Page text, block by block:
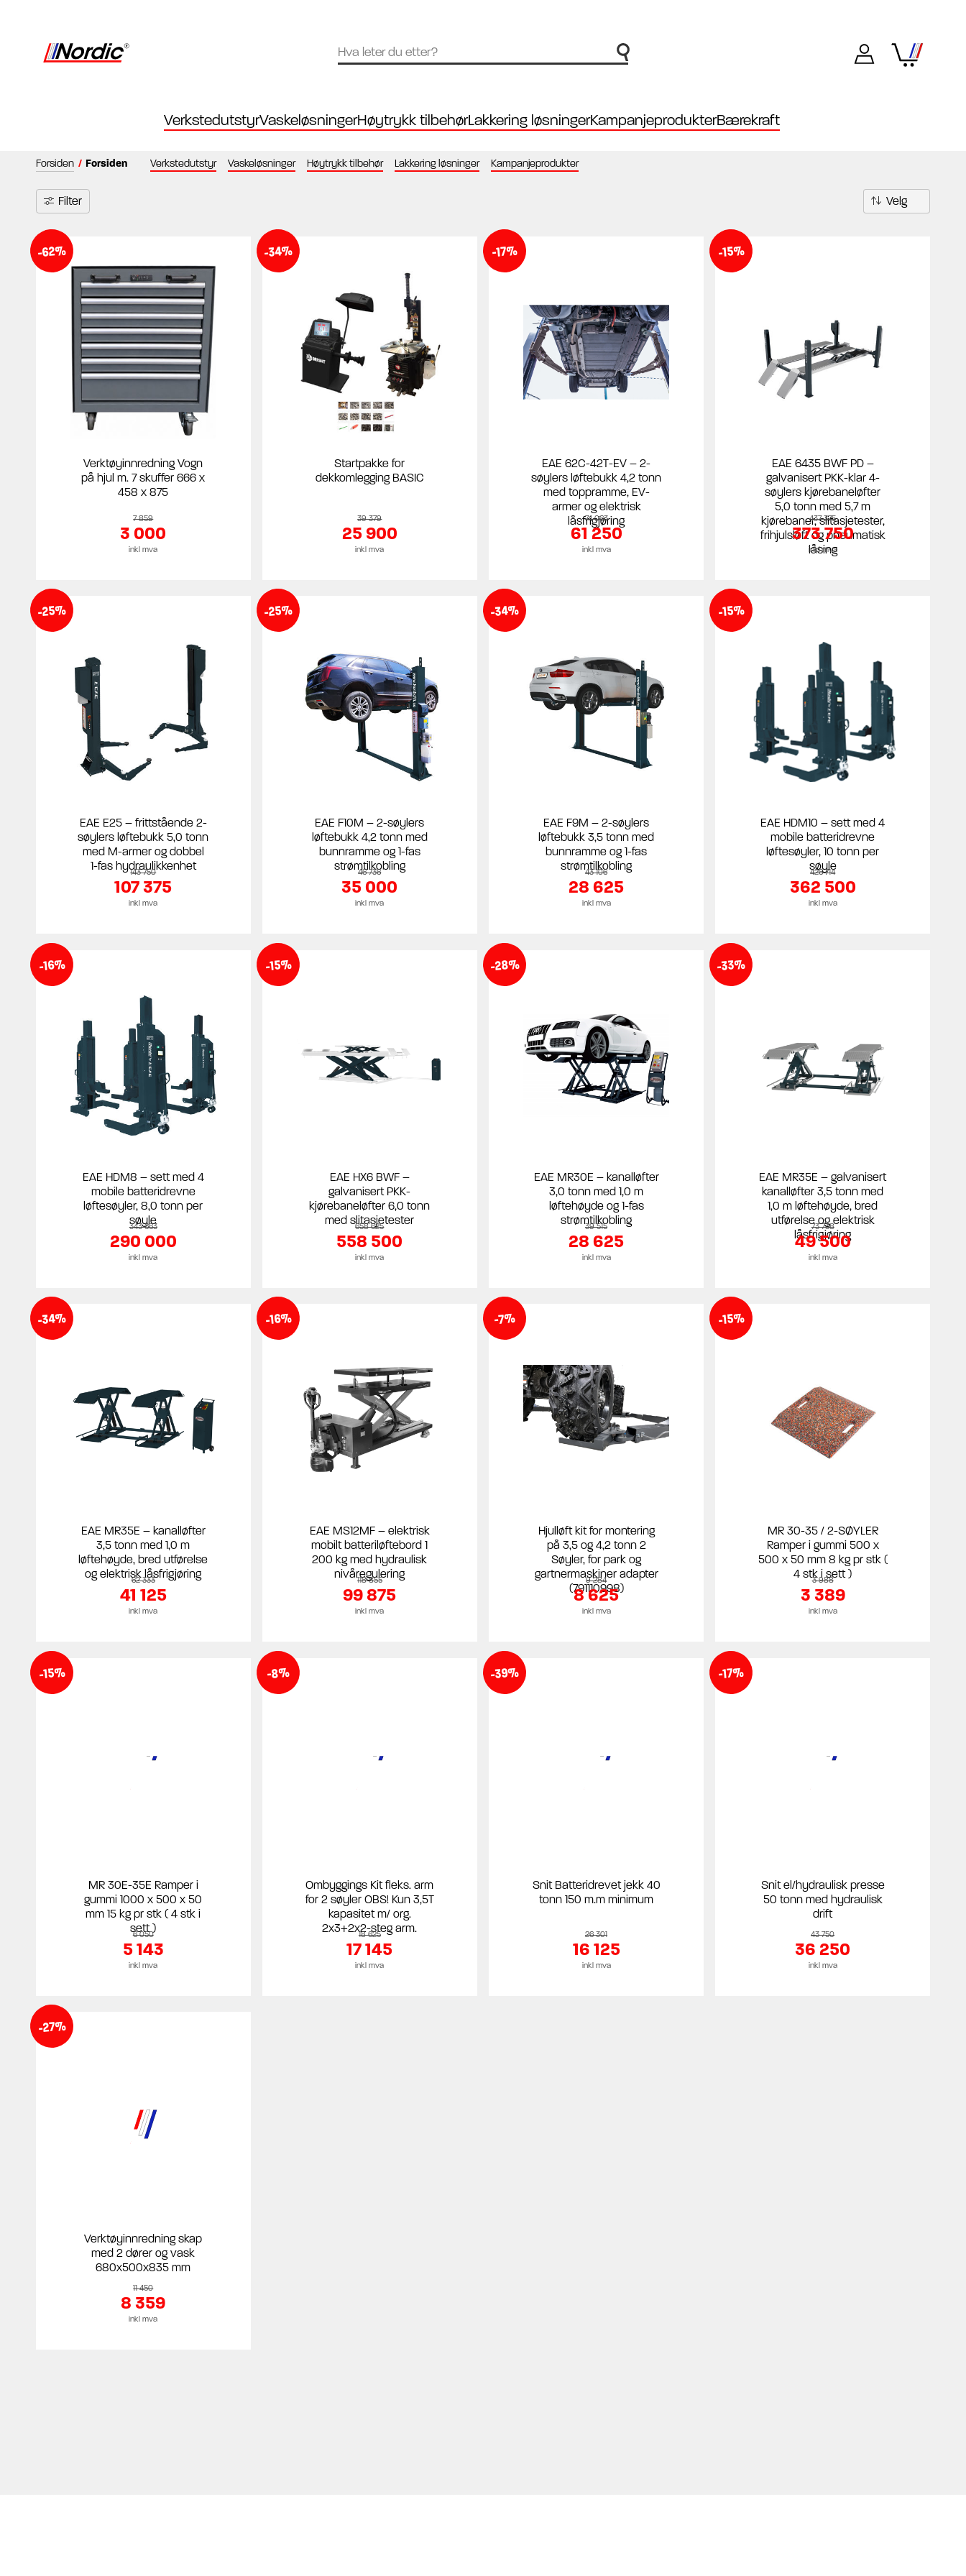
VerkstedutstyrVaskeløsningerHøytrykk tilbehørLakkering løsningerKampanjeprodukterBærekraft
Forsiden / Forsiden Verkstedutstyr Vaskeløsninger Høytrykk tilbehør Lakkering løsninger Kampanjeprodukter
Filter
-62%
Verktøyinnredning Vogn
på hjul m. 7 skuffer 666 x
458 x 875
7 859
3 000
inkl mva
-34%
Startpakke for
dekkomlegging BASIC
39 379
25 900
inkl mva
-17%
EAE 62C-42T-EV – 2-
søylers løftebukk 4,2 tonn
med toppramme, EV-
armer og elektrisk
låsfrigjøring
74 063
61 250
inkl mva
-15%
EAE 6435 BWF PD –
galvanisert PKK-klar 4-
søylers kjørebaneløfter
5,0 tonn med 5,7 m
kjørebaner, slitasjetester,
frihjulsløft og pneumatisk
låsing
437 375
373 750
inkl mva
-25%
EAE E25 – frittstående 2-
søylers løftebukk 5,0 tonn
med M-armer og dobbel
1-fas hydraulikkenhet
143 750
107 375
inkl mva
-25%
EAE F10M – 2-søylers
løftebukk 4,2 tonn med
bunnramme og 1-fas
strømtilkobling
46 736
35 000
inkl mva
-34%
EAE F9M – 2-søylers
løftebukk 3,5 tonn med
bunnramme og 1-fas
strømtilkobling
43 106
28 625
inkl mva
-15%
EAE HDM10 – sett med 4
mobile batteridrevne
løftesøyler, 10 tonn per
søyle
426 714
362 500
inkl mva
-16%
EAE HDM8 – sett med 4
mobile batteridrevne
løftesøyler, 8,0 tonn per
søyle
343 663
290 000
inkl mva
-15%
EAE HX6 BWF –
galvanisert PKK-
kjørebaneløfter 6,0 tonn
med slitasjetester
658 625
558 500
inkl mva
-28%
EAE MR30E – kanalløfter
3,0 tonn med 1,0 m
løftehøyde og 1-fas
strømtilkobling
39 515
28 625
inkl mva
-33%
EAE MR35E – galvanisert
kanalløfter 3,5 tonn med
1,0 m løftehøyde, bred
utførelse og elektrisk
låsfrigjøring
73 738
49 500
inkl mva
-34%
EAE MR35E – kanalløfter
3,5 tonn med 1,0 m
løftehøyde, bred utførelse
og elektrisk låsfrigjøring
62 333
41 125
inkl mva
-16%
EAE MS12MF – elektrisk
mobilt batteriløftebord 1
200 kg med hydraulisk
nivåregulering
118 855
99 875
inkl mva
-7%
Hjulløft kit for montering
på 3,5 og 4,2 tonn 2
Søyler, for park og
gartnermaskiner adapter
(791110998)
9 284
8 625
inkl mva
-15%
MR 30-35 / 2-SØYLER
Ramper i gummi 500 x
500 x 50 mm 8 kg pr stk (
4 stk i sett )
3 988
3 389
inkl mva
-15%
MR 30E-35E Ramper i
gummi 1000 x 500 x 50
mm 15 kg pr stk ( 4 stk i
sett )
6 050
5 143
inkl mva
-8%
Ombyggings Kit fleks. arm
for 2 søyler OBS! Kun 3,5T
kapasitet m/ org.
2x3+2x2-steg arm.
18 625
17 145
inkl mva
-39%
Snit Batteridrevet jekk 40
tonn 150 m.m minimum
26 301
16 125
inkl mva
-17%
Snit el/hydraulisk presse
50 tonn med hydraulisk
drift
43 750
36 250
inkl mva
-27%
Verktøyinnredning skap
med 2 dører og vask
680x500x835 mm
11 450
8 359
inkl mva